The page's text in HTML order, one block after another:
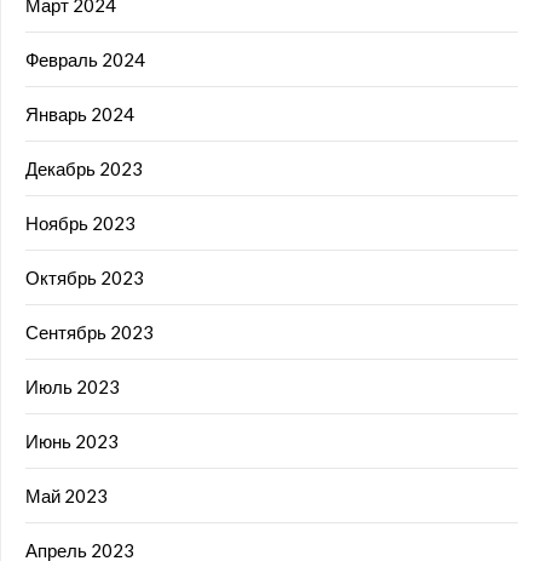
Март 2024
Февраль 2024
Январь 2024
Декабрь 2023
Ноябрь 2023
Октябрь 2023
Сентябрь 2023
Июль 2023
Июнь 2023
Май 2023
Апрель 2023